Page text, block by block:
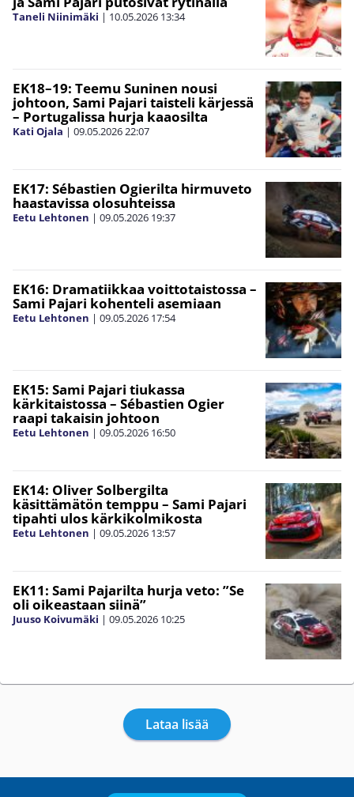
Taneli Niinimäki | 10.05.2026 13:34
EK18–19: Teemu Suninen nousi
johtoon, Sami Pajari taisteli kärjessä
– Portugalissa hurja kaaosilta
Kati Ojala | 09.05.202622:07
EK17: Sébastien Ogierilta hirmuveto
haastavissa olosuhteissa
Eetu Lehtonen | 09.05.2026 19:37
EK16: Dramatiikkaa voittotaistossa –
Sami Pajari kohenteli asemiaan
Eetu Lehtonen | 09.05.2026 17:54
EK15: Sami Pajari tiukassa
kärkitaistossa – Sébastien Ogier
raapi takaisin johtoon
Eetu Lehtonen | 09.05.2026 16:50
EK14: Oliver Solbergilta
käsittämätön temppu – Sami Pajari
tipahti ulos kärkikolmikosta
Eetu Lehtonen | 09.05.2026 13:57
EK11: Sami Pajarilta hurja veto: ”Se
oli oikeastaan siinä”
Juuso Koivumäki | 09.05.2026 10:25
Lataa lisää